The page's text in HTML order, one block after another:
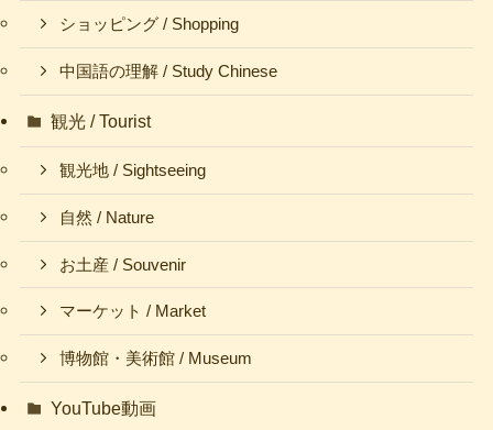
ショッピング / Shopping
中国語の理解 / Study Chinese
観光 / Tourist
観光地 / Sightseeing
自然 / Nature
お土産 / Souvenir
マーケット / Market
博物館・美術館 / Museum
YouTube動画